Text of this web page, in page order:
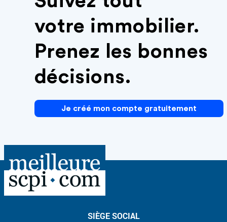
votre immobilier.
Prenez les bonnes
décisions.
Je créé mon compte gratuitement
SIÈGE SOCIAL